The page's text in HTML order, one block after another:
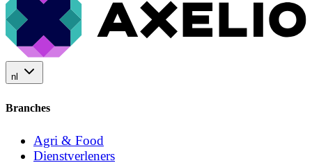
nl
Branches
Agri & Food
Dienstverleners